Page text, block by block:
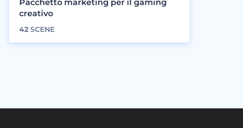
Pacchetto marketing per il gaming
creativo
42SCENE